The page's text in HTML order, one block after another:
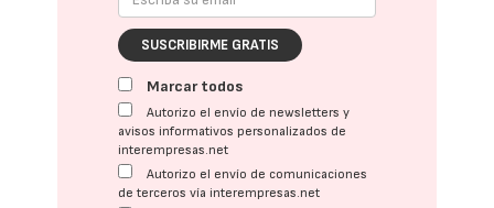
SUSCRIBIRME GRATIS
Marcar todos
Autorizo el envío de newsletters y
avisos informativos personalizados de
interempresas.net
Autorizo el envío de comunicaciones
de terceros vía interempresas.net